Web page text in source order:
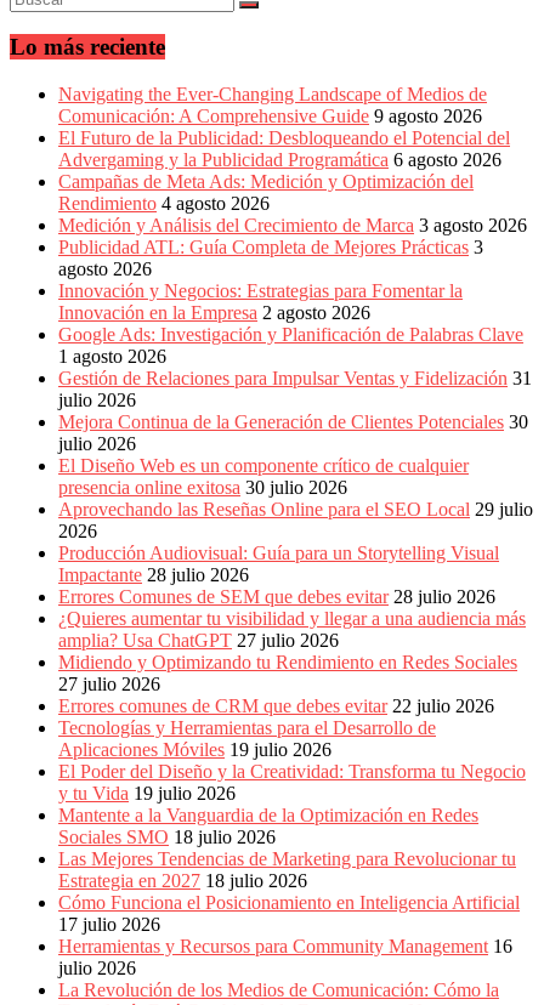
Lo más reciente
Navigating the Ever-Changing Landscape of Medios de
Comunicación: A Comprehensive Guide 9 agosto 2026
El Futuro de la Publicidad: Desbloqueando el Potencial del
Advergaming y la Publicidad Programática 6 agosto 2026
Campañas de Meta Ads: Medición y Optimización del
Rendimiento 4 agosto 2026
Medición y Análisis del Crecimiento de Marca 3 agosto 2026
Publicidad ATL: Guía Completa de Mejores Prácticas 3
agosto 2026
Innovación y Negocios: Estrategias para Fomentar la
Innovación en la Empresa 2 agosto 2026
Google Ads: Investigación y Planificación de Palabras Clave
1 agosto 2026
Gestión de Relaciones para Impulsar Ventas y Fidelización 31
julio 2026
Mejora Continua de la Generación de Clientes Potenciales 30
julio 2026
El Diseño Web es un componente crítico de cualquier
presencia online exitosa 30 julio 2026
Aprovechando las Reseñas Online para el SEO Local 29 julio
2026
Producción Audiovisual: Guía para un Storytelling Visual
Impactante 28 julio 2026
Errores Comunes de SEM que debes evitar 28 julio 2026
¿Quieres aumentar tu visibilidad y llegar a una audiencia más
amplia? Usa ChatGPT 27 julio 2026
Midiendo y Optimizando tu Rendimiento en Redes Sociales
27 julio 2026
Errores comunes de CRM que debes evitar 22 julio 2026
Tecnologías y Herramientas para el Desarrollo de
Aplicaciones Móviles 19 julio 2026
El Poder del Diseño y la Creatividad: Transforma tu Negocio
y tu Vida 19 julio 2026
Mantente a la Vanguardia de la Optimización en Redes
Sociales SMO 18 julio 2026
Las Mejores Tendencias de Marketing para Revolucionar tu
Estrategia en 2027 18 julio 2026
Cómo Funciona el Posicionamiento en Inteligencia Artificial
17 julio 2026
Herramientas y Recursos para Community Management 16
julio 2026
La Revolución de los Medios de Comunicación: Cómo la